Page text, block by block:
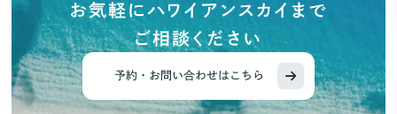
お気軽にハワイアンスカイまで
ご相談ください
予約・お問い合わせはこちら